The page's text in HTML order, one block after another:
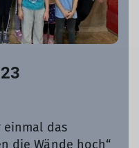
einmal das
die Wände hoch“